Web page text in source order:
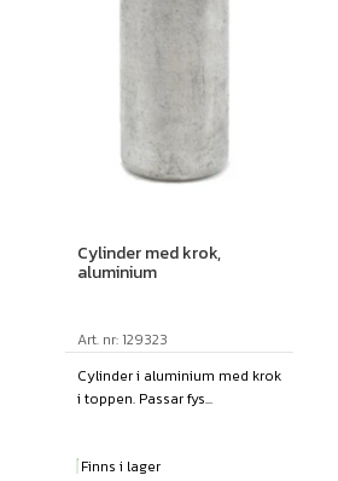
Cylinder med krok,
aluminium
Art. nr: 129323
Cylinder i aluminium med krok
i toppen. Passar fys...
Finns i lager